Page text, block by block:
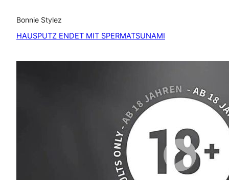
Bonnie Stylez
HAUSPUTZ ENDET MIT SPERMATSUNAMI